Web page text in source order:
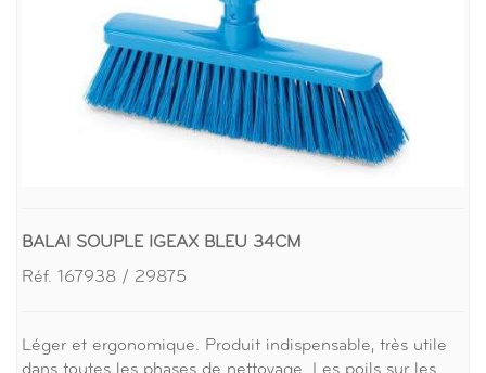
BALAI SOUPLE IGEAX BLEU 34CM
Réf. 167938 / 29875
Léger et ergonomique. Produit indispensable, très utile